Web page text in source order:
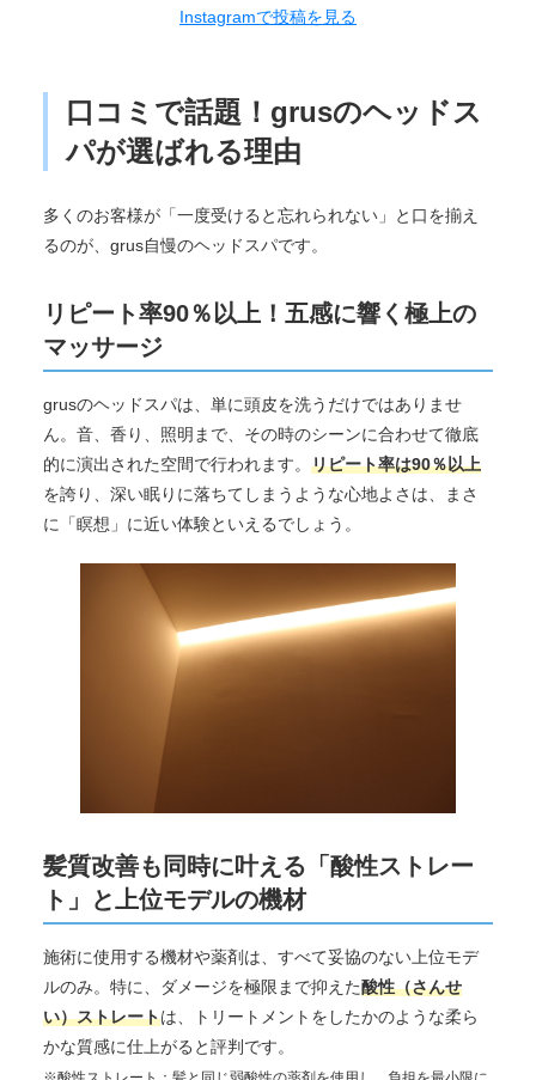
Instagramで投稿を見る
口コミで話題！grusのヘッドス
パが選ばれる理由
多くのお客様が「一度受けると忘れられない」と口を揃え
るのが、grus自慢のヘッドスパです。
リピート率90％以上！五感に響く極上の
マッサージ
grusのヘッドスパは、単に頭皮を洗うだけではありませ
ん。音、香り、照明まで、その時のシーンに合わせて徹底
的に演出された空間で行われます。 リピート率は90％以上
を誇り、深い眠りに落ちてしまうような心地よさは、まさ
に「瞑想」に近い体験といえるでしょう。
髪質改善も同時に叶える「酸性ストレー
ト」と上位モデルの機材
施術に使用する機材や薬剤は、すべて妥協のない上位モデ
ルのみ。特に、ダメージを極限まで抑えた酸性（さんせ
い）ストレートは、トリートメントをしたかのような柔ら
かな質感に仕上がると評判です。
※酸性ストレート：髪と同じ弱酸性の薬剤を使用し、負担を最小限に